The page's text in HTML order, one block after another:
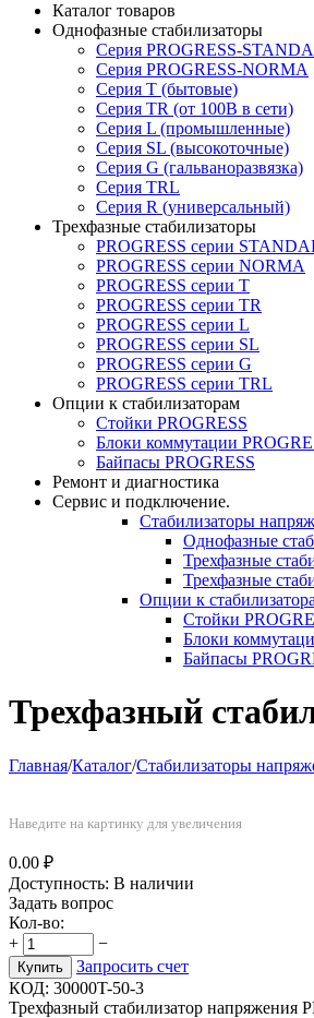
Каталог товаров
Однофазные стабилизаторы
Серия PROGRESS-
Серия PROGRESS-NORMA
Серия T (бытовые)
Серия TR (от 100В в сети)
Серия L (промышленные)
Серия SL (высокоточные)
Серия G (гальваноразвязка)
Серия TRL
Серия R (универсальный)
Трехфазные стабилизаторы
PROGRESS cерии
PROGRESS cерии NORMA
PROGRESS серии Т
PROGRESS серии ТR
PROGRESS серии L
PROGRESS серии SL
PROGRESS серии G
PROGRESS серии TRL
Опции к стабилизаторам
Стойки PROGRESS
Блоки коммутации
Байпасы PROGRESS
Ремонт и диагностика
Сервис и подключение.
Стабилизаторы
Однофазные
Трехфазные
Трехфазные
Опции к
Стойки
Блоки
Байпасы
Трехфазный
Главная/Каталог/Стабилизаторы
Наведите на картинку для увеличения
0.00 ₽
Доступность: В наличии
Задать вопрос
Кол-во:
+
−
Купить
Запросить счет
КОД: 30000T-50-3
Трехфазный стабилизатор напряжения